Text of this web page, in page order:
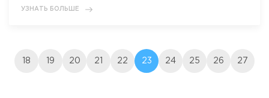
УЗНАТЬ БОЛЬШЕ
18 19 20 21 22 23 24 25 26 27